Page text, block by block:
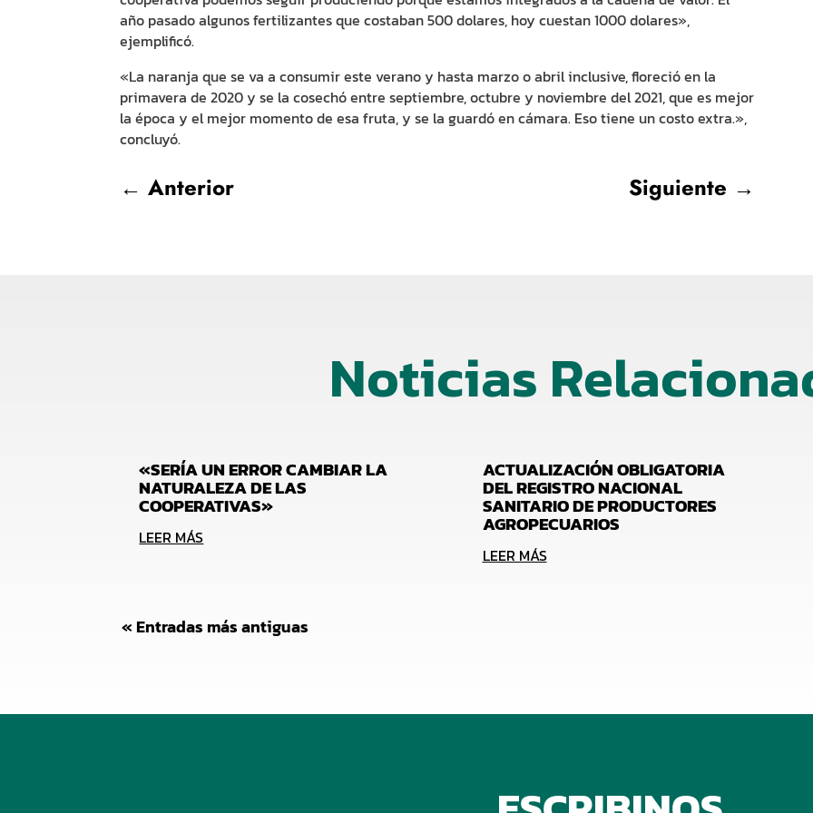
año pasado algunos fertilizantes que costaban 500 dolares, hoy cuestan 1000 dolares»,
ejemplificó.
«La naranja que se va a consumir este verano y hasta marzo o abril inclusive, floreció en la
primavera de 2020 y se la cosechó entre septiembre, octubre y noviembre del 2021, que es mejor
la época y el mejor momento de esa fruta, y se la guardó en cámara. Eso tiene un costo extra.»,
concluyó.
← Anterior Siguiente →
Noticias
«SERÍA UN ERROR CAMBIAR LA
NATURALEZA DE LAS
COOPERATIVAS»
LEER MÁS
ACTUALIZACIÓN OBLIGATORIA
DEL REGISTRO NACIONAL
SANITARIO DE PRODUCTORES
AGROPECUARIOS
LEER MÁS
« Entradas más antiguas